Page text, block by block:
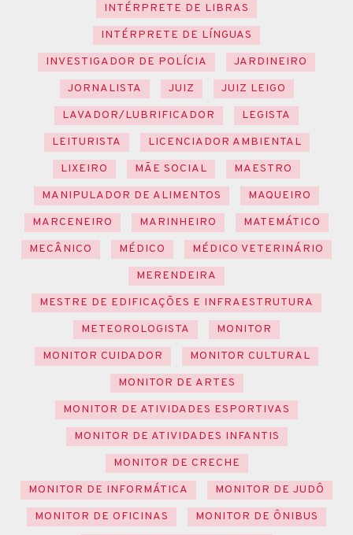
INTÉRPRETE DE LIBRAS
INTÉRPRETE DE LÍNGUAS
INVESTIGADOR DE POLÍCIA
JARDINEIRO
JORNALISTA
JUIZ
JUIZ LEIGO
LAVADOR/LUBRIFICADOR
LEGISTA
LEITURISTA
LICENCIADOR AMBIENTAL
LIXEIRO
MÃE SOCIAL
MAESTRO
MANIPULADOR DE ALIMENTOS
MAQUEIRO
MARCENEIRO
MARINHEIRO
MATEMÁTICO
MECÂNICO
MÉDICO
MÉDICO VETERINÁRIO
MERENDEIRA
MESTRE DE EDIFICAÇÕES E INFRAESTRUTURA
METEOROLOGISTA
MONITOR
MONITOR CUIDADOR
MONITOR CULTURAL
MONITOR DE ARTES
MONITOR DE ATIVIDADES ESPORTIVAS
MONITOR DE ATIVIDADES INFANTIS
MONITOR DE CRECHE
MONITOR DE INFORMÁTICA
MONITOR DE JUDÔ
MONITOR DE OFICINAS
MONITOR DE ÔNIBUS